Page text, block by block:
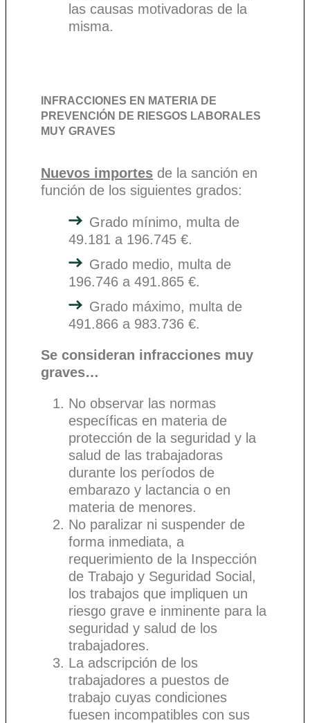
las causas motivadoras de la
misma.
INFRACCIONES EN MATERIA DE
PREVENCIÓN DE RIESGOS LABORALES
MUY GRAVES
Nuevos importes de la sanción en
función de los siguientes grados:
Grado mínimo, multa de
49.181 a 196.745 €.
Grado medio, multa de
196.746 a 491.865 €.
Grado máximo, multa de
491.866 a 983.736 €.
Se consideran infracciones muy
graves…
No observar las normas
específicas en materia de
protección de la seguridad y la
salud de las trabajadoras
durante los períodos de
embarazo y lactancia o en
materia de menores.
No paralizar ni suspender de
forma inmediata, a
requerimiento de la Inspección
de Trabajo y Seguridad Social,
los trabajos que impliquen un
riesgo grave e inminente para la
seguridad y salud de los
trabajadores.
La adscripción de los
trabajadores a puestos de
trabajo cuyas condiciones
fuesen incompatibles con sus